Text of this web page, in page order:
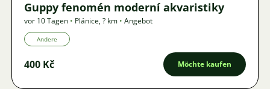
Guppy fenomén moderní akvaristiky
vor 10 Tagen • Plánice,? km • Angebot
Andere
400 Kč Möchte kaufen